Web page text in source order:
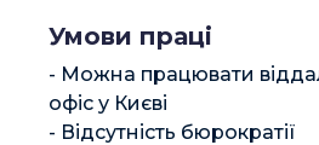
Умови праці
- Можна працювати
офіс у Києві
- Відсутність бюрократії